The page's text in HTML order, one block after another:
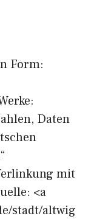
Form:
Daten
mit
<a
stadt/altwig